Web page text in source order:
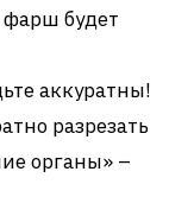
фарш будет
аккуратны!
разрезать
органы» –